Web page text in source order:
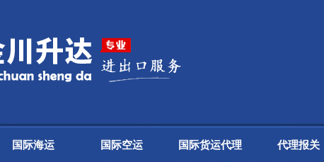
国际海运 国际空运 国际货运代理 代理报关